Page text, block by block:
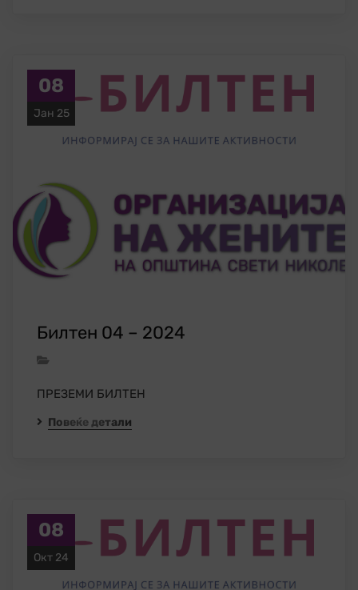
08
Јан 25
Билтен 04 – 2024
ПРЕЗЕМИ БИЛТЕН
Повеќе детали
08
Окт 24